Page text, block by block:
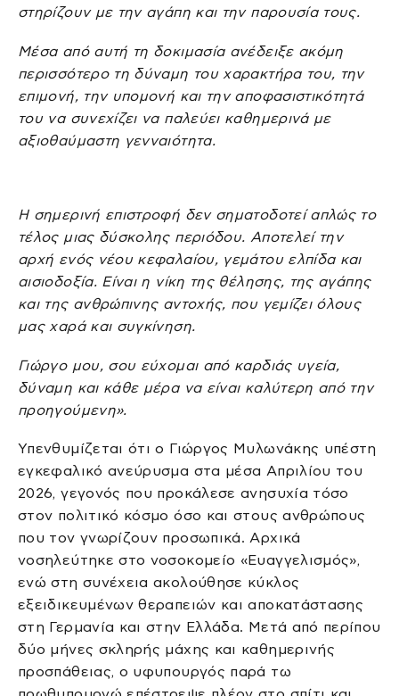
στηρίζουν με την αγάπη και την παρουσία τους.
Μέσα από αυτή τη δοκιμασία ανέδειξε ακόμη
περισσότερο τη δύναμη του χαρακτήρα του, την
επιμονή, την υπομονή και την αποφασιστικότητά
του να συνεχίζει να παλεύει καθημερινά με
αξιοθαύμαστη γενναιότητα.
Η σημερινή επιστροφή δεν σηματοδοτεί απλώς το
τέλος μιας δύσκολης περιόδου. Αποτελεί την
αρχή ενός νέου κεφαλαίου, γεμάτου ελπίδα και
αισιοδοξία. Είναι η νίκη της θέλησης, της αγάπης
και της ανθρώπινης αντοχής, που γεμίζει όλους
μας χαρά και συγκίνηση.
Γιώργο μου, σου εύχομαι από καρδιάς υγεία,
δύναμη και κάθε μέρα να είναι καλύτερη από την
προηγούμενη».
Υπενθυμίζεται ότι ο Γιώργος Μυλωνάκης υπέστη
εγκεφαλικό ανεύρυσμα στα μέσα Απριλίου του
2026, γεγονός που προκάλεσε ανησυχία τόσο
στον πολιτικό κόσμο όσο και στους ανθρώπους
που τον γνωρίζουν προσωπικά. Αρχικά
νοσηλεύτηκε στο νοσοκομείο «Ευαγγελισμός»,
ενώ στη συνέχεια ακολούθησε κύκλος
εξειδικευμένων θεραπειών και αποκατάστασης
στη Γερμανία και στην Ελλάδα. Μετά από περίπου
δύο μήνες σκληρής μάχης και καθημερινής
προσπάθειας, ο υφυπουργός παρά τω